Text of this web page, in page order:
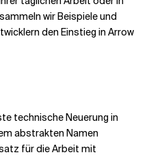
wir Beispiele und
den Einstieg in Arrow
technische Neuerung in
abstrakten Namen
für die Arbeit mit